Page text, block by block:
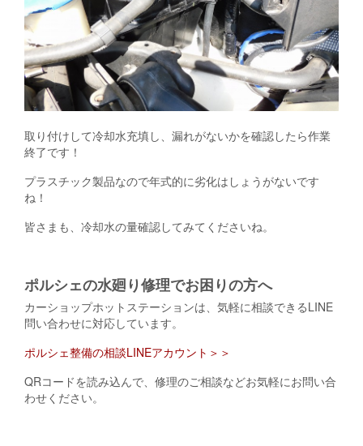
取り付けして冷却水充填し、漏れがないかを確認したら作業
終了です！
プラスチック製品なので年式的に劣化はしょうがないです
ね！
皆さまも、冷却水の量確認してみてくださいね。
ポルシェの水廻り修理でお困りの方へ
カーショップホットステーションは、気軽に相談できるLINE
問い合わせに対応しています。
ポルシェ整備の相談LINEアカウント＞＞
QRコードを読み込んで、修理のご相談などお気軽にお問い合
わせください。